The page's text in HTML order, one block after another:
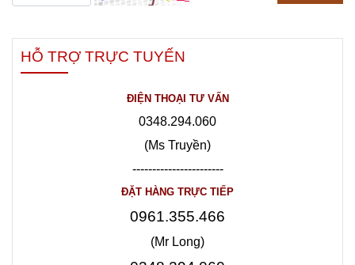
HỖ TRỢ TRỰC TUYẾN
ĐIỆN THOẠI TƯ VẤN
0348.294.060
(Ms Truyền)
-----------------------
ĐẶT HÀNG TRỰC TIẾP
0961.355.466
(Mr Long)